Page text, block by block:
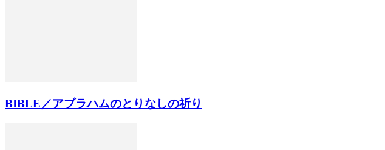
BIBLE／アブラハムのとりなしの祈り